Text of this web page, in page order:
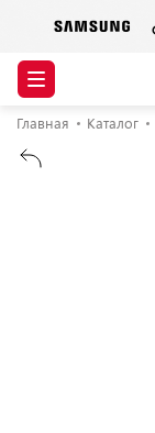
Главная Каталог